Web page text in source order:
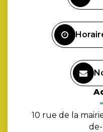
10 rue de la